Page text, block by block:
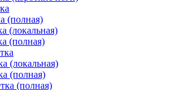
(полная)
(локальная)
(полная)
(локальная)
(полная)
(полная)